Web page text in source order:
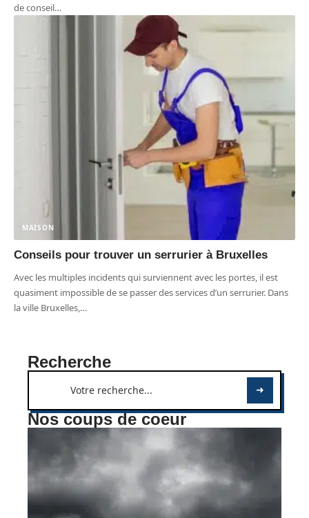
de conseil…
MAISON
Conseils pour trouver un serrurier à Bruxelles
Avec les multiples incidents qui surviennent avec les portes, il est
quasiment impossible de se passer des services d’un serrurier. Dans
la ville Bruxelles,…
Recherche
Nos coups de coeur